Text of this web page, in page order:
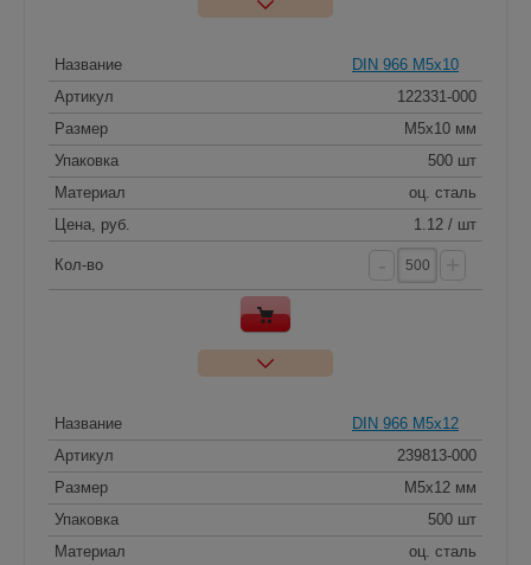
Название
DIN 966 M5x10
Артикул
122331-000
Размер
M5x10 мм
Упаковка
500 шт
Материал
оц. сталь
Цена, руб.
1.12 / шт
Кол-во
Название
DIN 966 M5x12
Артикул
239813-000
Размер
M5x12 мм
Упаковка
500 шт
Материал
оц. сталь